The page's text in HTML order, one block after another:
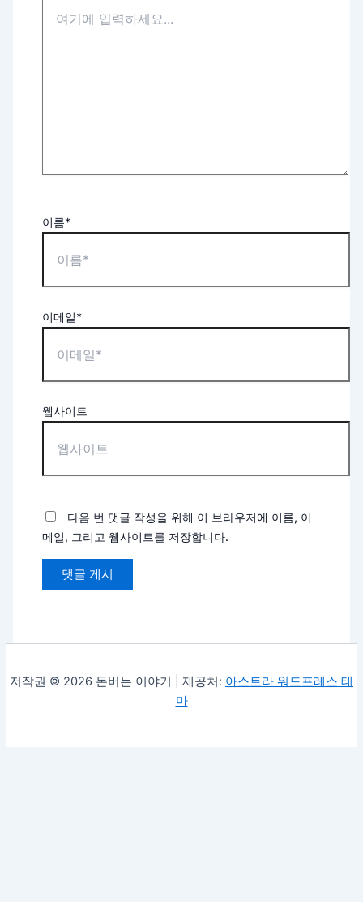
이름*
이메일*
웹사이트
다음 번 댓글 작성을 위해 이 브라우저에 이름, 이
메일, 그리고 웹사이트를 저장합니다.
저작권 © 2026 돈버는 이야기 | 제공처: 아스트라 워드프레스 테
마